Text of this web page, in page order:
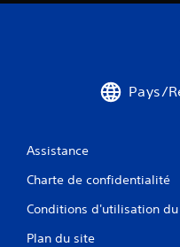
Pays/
Assistance
Charte de confidentialité
Conditions d'utilisation
Plan du site